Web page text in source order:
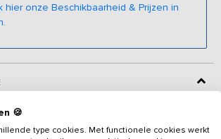
hier onze Beschikbaarheid & Prijzen in
ligt op een ongelooflijk mooie plek langs
De luxe en sfeervolle locatie is
🍪
type cookies. Met functionele cookies werkt